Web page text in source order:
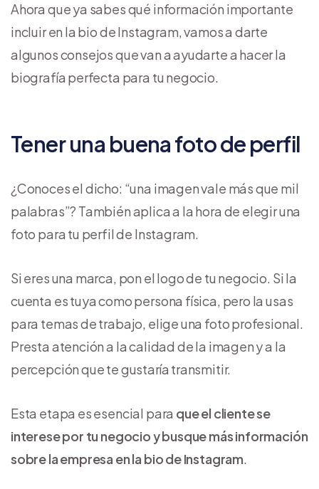
Ahora que ya sabes qué información importante
incluir en la bio de Instagram, vamos a darte
algunos consejos que van a ayudarte a hacer la
biografía perfecta para tu negocio.
Tener una buena foto de perfil
¿Conoces el dicho: “una imagen vale más que mil
palabras”? También aplica a la hora de elegir una
foto para tu perfil de Instagram.
Si eres una marca, pon el logo de tu negocio. Si la
cuenta es tuya como persona física, pero la usas
para temas de trabajo, elige una foto profesional.
Presta atención a la calidad de la imagen y a la
percepción que te gustaría transmitir.
Esta etapa es esencial para que el cliente se
interese por tu negocio y busque más información
sobre la empresa en la bio de Instagram.